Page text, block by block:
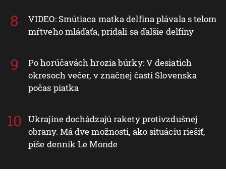
VIDEO: Smútiaca matka delfína plávala s telom
mŕtveho mláďaťa, pridali sa ďalšie delfíny
Po horúčavách hrozia búrky: V desiatich
okresoch večer, v značnej časti Slovenska
počas piatka
Ukrajine dochádzajú rakety protivzdušnej
obrany. Má dve možnosti, ako situáciu riešiť,
píše denník Le Monde